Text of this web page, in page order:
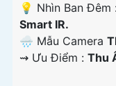
💡 Nhìn Ban Đêm
Smart IR.
🌧️ Mẫu Camera
️⇝ Ưu Điểm : Thu